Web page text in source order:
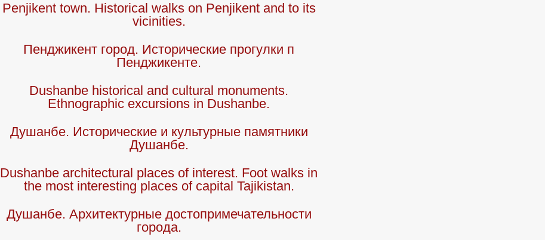
Penjikent town. Historical walks on Penjikent and to its
vicinities.
Пенджикент город. Исторические прогулки п
Пенджикенте.
Dushanbe historical and cultural monuments.
Ethnographic excursions in Dushanbe.
Душанбе. Исторические и культурные памятники
Душанбе.
Dushanbe architectural places of interest. Foot walks in
the most interesting places of capital Tajikistan.
Душанбе. Архитектурные достопримечательности
города.